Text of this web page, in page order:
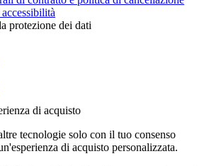
protezione dei dati
di acquisto
tecnologie solo con il tuo consenso
di acquisto personalizzata.